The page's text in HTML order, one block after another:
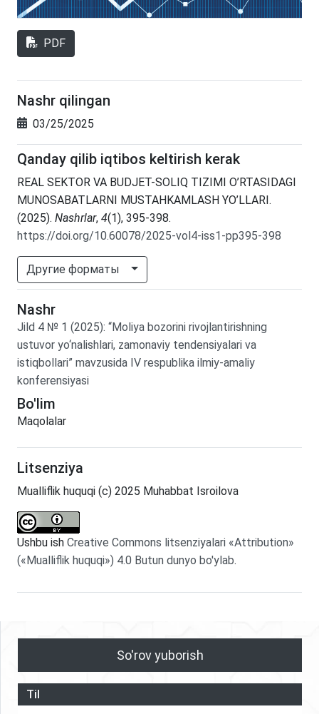
PDF
Nashr qilingan
03/25/2025
Qanday qilib iqtibos keltirish kerak
REAL SEKTOR VA BUDJET-SOLIQ TIZIMI O’RTASIDAGI
MUNOSABATLARNI MUSTAHKAMLASH YO’LLARI.
(2025). Nashrlar, 4(1), 395-398.
https://doi.org/10.60078/2025-vol4-iss1-pp395-398
Другие форматы
Nashr
Jild 4 № 1 (2025): “Moliya bozorini rivojlantirishning
ustuvor yo‘nalishlari, zamonaviy tendensiyalari va
istiqbollari” mavzusida IV respublika ilmiy-amaliy
konferensiyasi
Bo'lim
Maqolalar
Litsenziya
Mualliflik huquqi (c) 2025 Muhabbat Isroilova
Ushbu ish Creative Commons litsenziyalari «Attribution»
(«Mualliflik huquqi») 4.0 Butun dunyo bo'ylab.
So'rov yuborish
Til